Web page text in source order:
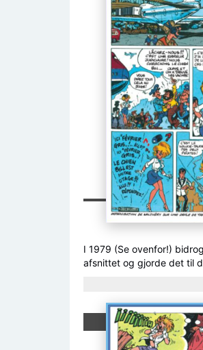
I 1979 (Se ovenfor!) bidrog
afsnittet og gjorde det til